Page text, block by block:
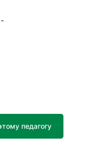
педагогу